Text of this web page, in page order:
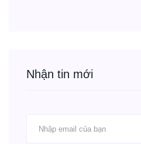
Nhận tin mới